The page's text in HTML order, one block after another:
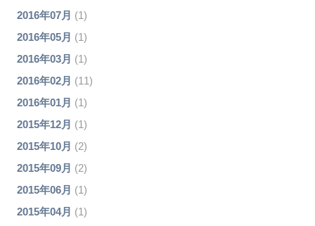
2016年07月 (1)
2016年05月 (1)
2016年03月 (1)
2016年02月 (11)
2016年01月 (1)
2015年12月 (1)
2015年10月 (2)
2015年09月 (2)
2015年06月 (1)
2015年04月 (1)